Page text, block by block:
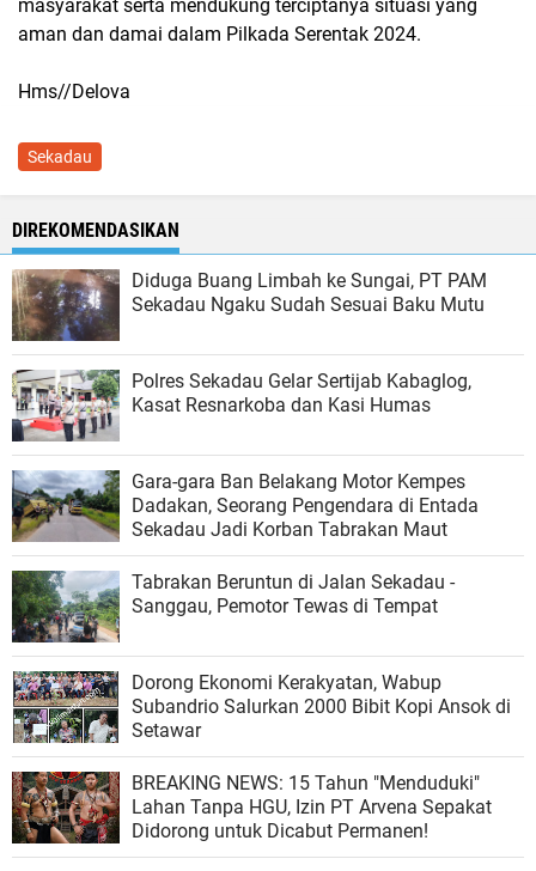
masyarakat serta mendukung terciptanya situasi yang
aman dan damai dalam Pilkada Serentak 2024.
Hms//Delova
Sekadau
DIREKOMENDASIKAN
Diduga Buang Limbah ke Sungai, PT PAM
Sekadau Ngaku Sudah Sesuai Baku Mutu
Polres Sekadau Gelar Sertijab Kabaglog,
Kasat Resnarkoba dan Kasi Humas
Gara-gara Ban Belakang Motor Kempes
Dadakan, Seorang Pengendara di Entada
Sekadau Jadi Korban Tabrakan Maut
Tabrakan Beruntun di Jalan Sekadau -
Sanggau, Pemotor Tewas di Tempat
Dorong Ekonomi Kerakyatan, Wabup
Subandrio Salurkan 2000 Bibit Kopi Ansok di
Setawar
BREAKING NEWS: 15 Tahun "Menduduki"
Lahan Tanpa HGU, Izin PT Arvena Sepakat
Didorong untuk Dicabut Permanen!